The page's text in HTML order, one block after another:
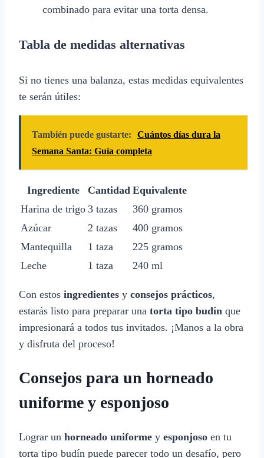
combinado para evitar una torta densa.
Tabla de medidas alternativas
Si no tienes una balanza, estas medidas equivalentes
te serán útiles:
También puede gustarte:
Cuántos días dura la
Semana Santa: Guía completa
Ingrediente Cantidad Equivalente
Harina de trigo 3 tazas
360 gramos
Azúcar
2 tazas
400 gramos
Mantequilla
1 taza
225 gramos
Leche
1 taza 240 ml
Con estos ingredientes y consejos prácticos,
estarás listo para preparar una torta tipo budín que
impresionará a todos tus invitados. ¡Manos a la obra
y disfruta del proceso!
Consejos para un horneado
uniforme y esponjoso
Lograr un horneado uniforme y esponjoso en tu
torta tipo budín puede parecer todo un desafío, pero